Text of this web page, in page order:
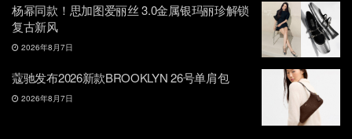
杨幂同款！思加图爱丽丝 3.0金属银玛丽珍解锁
复古新风
2026年8月7日
蔻驰发布2026新款BROOKLYN 26号单肩包
2026年8月7日